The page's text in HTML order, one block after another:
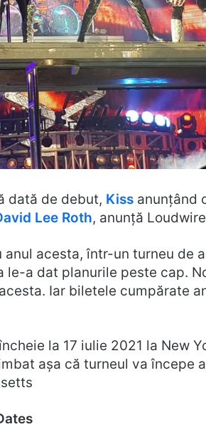
dată de debut, Kiss anunțând
Lee Roth, anunță
acesta, într-un turneu de
a dat planurile peste cap.
Iar biletele cumpărate
la 17 iulie 2021 la New
așa că turneul va începe